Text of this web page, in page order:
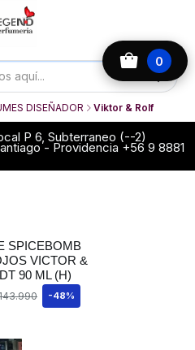
0
P 6, Subterraneo (--2)
- Providencia +56 9 8881
DISEÑADOR Viktor & Rolf
SPICEBOMB
VICTOR &
90 ML (H)
-48%